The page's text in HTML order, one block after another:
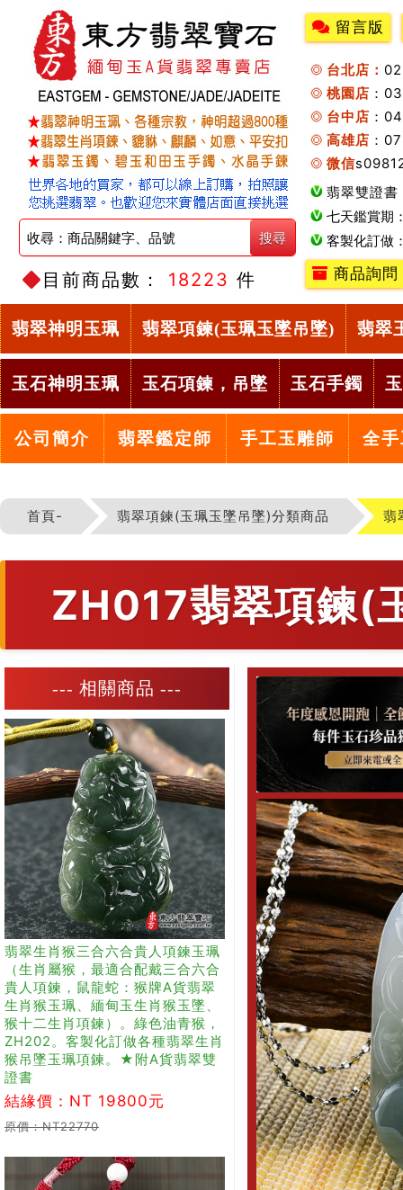
目前商品數： 18223 件
留言版
台北店：
桃園店 ：
台中店 ：
高雄店 ：
微信
翡翠雙證書
七天鑑賞期
客製化訂做
商品詢問
翡翠神明玉珮 翡翠項鍊(玉珮玉墜吊墜) 翡翠
玉石神明玉珮 玉石項鍊，吊墜 玉石手鐲
公司簡介 翡翠鑑定師 手工玉雕師 全
首頁- 翡翠項鍊(玉珮玉墜吊墜)分類商品 翡
ZH017翡翠項鍊(
--- 相關商品 ---
翡翠生肖猴三合六合貴人項鍊玉珮
（生肖屬猴，最適合配戴三合六合
貴人項鍊，鼠龍蛇：猴牌A貨翡翠
生肖猴玉珮、緬甸玉生肖猴玉墜、
猴十二生肖項鍊）。綠色油青猴，
ZH202。客製化訂做各種翡翠生肖
猴吊墜玉珮項鍊。★附A貨翡翠雙
證書
結緣價：NT 19800元
原價：NT22770